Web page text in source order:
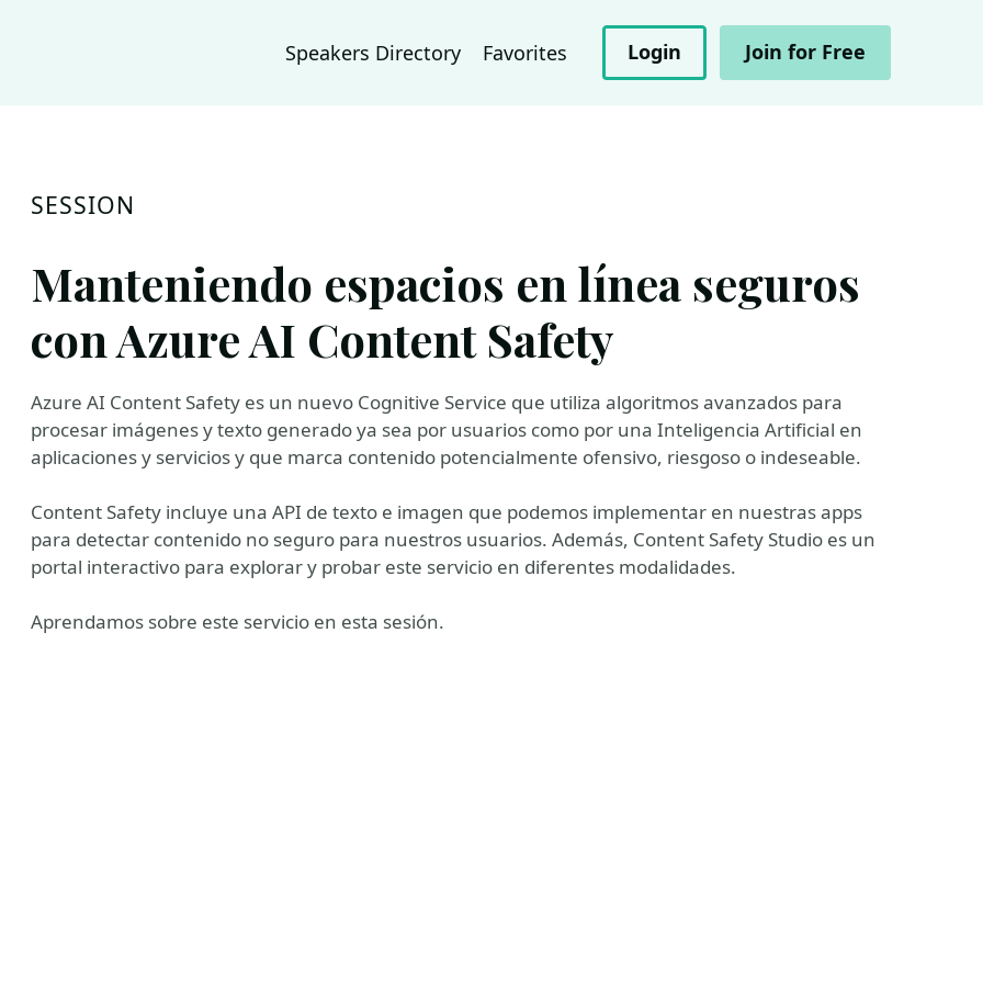
Speakers Directory Favorites Login Join for Free
SESSION
Manteniendo espacios en línea seguros
con Azure AI Content Safety
Azure AI Content Safety es un nuevo Cognitive Service que utiliza algoritmos avanzados para
procesar imágenes y texto generado ya sea por usuarios como por una Inteligencia Artificial en
aplicaciones y servicios y que marca contenido potencialmente ofensivo, riesgoso o indeseable.
Content Safety incluye una API de texto e imagen que podemos implementar en nuestras apps
para detectar contenido no seguro para nuestros usuarios. Además, Content Safety Studio es un
portal interactivo para explorar y probar este servicio en diferentes modalidades.
Aprendamos sobre este servicio en esta sesión.